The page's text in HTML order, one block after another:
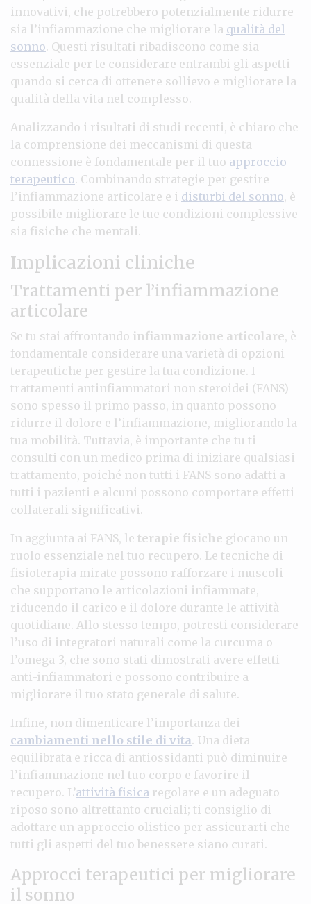
innovativi, che potrebbero potenzialmente ridurre
sia l’infiammazione che migliorare la qualità del
sonno. Questi risultati ribadiscono come sia
essenziale per te considerare entrambi gli aspetti
quando si cerca di ottenere sollievo e migliorare la
qualità della vita nel complesso.
Analizzando i risultati di studi recenti, è chiaro che
la comprensione dei meccanismi di questa
connessione è fondamentale per il tuo approccio
terapeutico. Combinando strategie per gestire
l’infiammazione articolare e i disturbi del sonno, è
possibile migliorare le tue condizioni complessive
sia fisiche che mentali.
Implicazioni cliniche
Trattamenti per l’infiammazione
articolare
Se tu stai affrontando infiammazione articolare, è
fondamentale considerare una varietà di opzioni
terapeutiche per gestire la tua condizione. I
trattamenti antinfiammatori non steroidei (FANS)
sono spesso il primo passo, in quanto possono
ridurre il dolore e l’infiammazione, migliorando la
tua mobilità. Tuttavia, è importante che tu ti
consulti con un medico prima di iniziare qualsiasi
trattamento, poiché non tutti i FANS sono adatti a
tutti i pazienti e alcuni possono comportare effetti
collaterali significativi.
In aggiunta ai FANS, le terapie fisiche giocano un
ruolo essenziale nel tuo recupero. Le tecniche di
fisioterapia mirate possono rafforzare i muscoli
che supportano le articolazioni infiammate,
riducendo il carico e il dolore durante le attività
quotidiane. Allo stesso tempo, potresti considerare
l’uso di integratori naturali come la curcuma o
l’omega-3, che sono stati dimostrati avere effetti
anti-infiammatori e possono contribuire a
migliorare il tuo stato generale di salute.
Infine, non dimenticare l’importanza dei
cambiamenti nello stile di vita. Una dieta
equilibrata e ricca di antiossidanti può diminuire
l’infiammazione nel tuo corpo e favorire il
recupero. L’attività fisica regolare e un adeguato
riposo sono altrettanto cruciali; ti consiglio di
adottare un approccio olistico per assicurarti che
tutti gli aspetti del tuo benessere siano curati.
Approcci terapeutici per migliorare
il sonno